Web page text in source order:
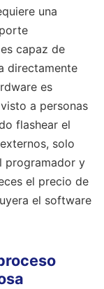
una
capaz de
directamente
es
a personas
flashear el
solo
programador y
el precio de
el software